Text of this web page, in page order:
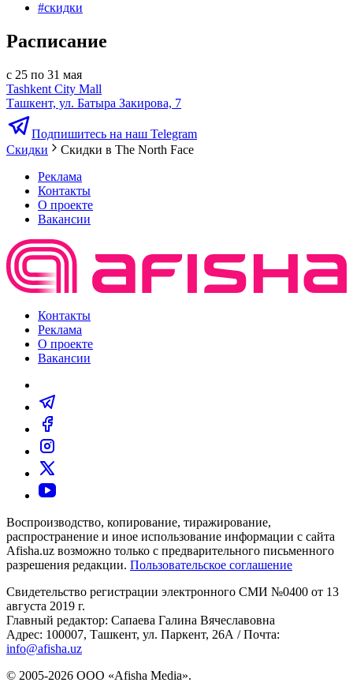
#скидки
Расписание
с 25 по 31 мая
Tashkent City Mall
Ташкент, ул. Батыра Закирова, 7
Подпишитесь на наш Telegram
Скидки
Скидки в The North Face
Реклама
Контакты
О проекте
Вакансии
Контакты
Реклама
О проекте
Вакансии
Воспроизводство, копирование, тиражирование,
распространение и иное использование информации с сайта
Afisha.uz возможно только с предварительного письменного
разрешения редакции. Пользовательское соглашение
Свидетельство регистрации электронного СМИ №0400 от 13
августа 2019 г.
Главный редактор: Сапаева Галина Вячеславовна
Адрес: 100007, Ташкент, ул. Паркент, 26А / Почта:
info@afisha.uz
© 2005-2026 ООО «Afisha Media».